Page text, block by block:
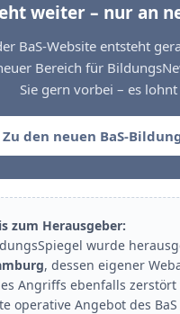
weiter – nur an
BaS-Website entsteht
Bereich für
Sie gern vorbei – es lohnt
Zu den neuen BaS-
zum Herausgeber:
wurde
, dessen eigener
Angriffs ebenfalls zerstört
operative Angebot des